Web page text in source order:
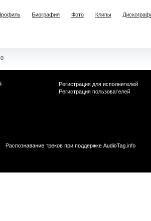
Биография Фото Клипы
Регистрация для исполнителей
Регистрация пользователей
Распознавание треков при поддержке AudioTag.info